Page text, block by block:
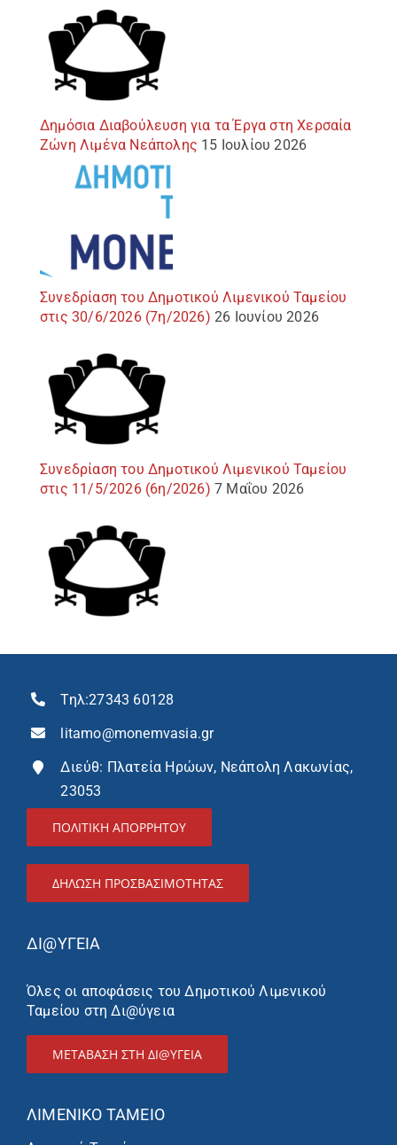
Δημόσια Διαβούλευση για τα Έργα στη Χερσαία
Ζώνη Λιμένα Νεάπολης 15 Ιουλίου 2026
Συνεδρίαση του Δημοτικού Λιμενικού Ταμείου
στις 30/6/2026 (7η/2026) 26 Ιουνίου 2026
Συνεδρίαση του Δημοτικού Λιμενικού Ταμείου
στις 11/5/2026 (6η/2026) 7 Μαΐου 2026
Τηλ:27343 60128
litamo@monemvasia.gr
Διεύθ: Πλατεία Ηρώων, Νεάπολη Λακωνίας,
23053
ΠΟΛΙΤΙΚΗ ΑΠΟΡΡΗΤΟΥ
ΔΉΛΩΣΗ ΠΡΟΣΒΑΣΙΜΌΤΗΤΑΣ
ΔΙ@ΥΓΕΙΑ
Όλες οι αποφάσεις του Δημοτικού Λιμενικού
Ταμείου στη Δι@ύγεια
ΜΕΤΑΒΑΣΗ ΣΤΗ ΔΙ@ΥΓΕΙΑ
ΛΙΜΕΝΙΚΌ ΤΑΜΕΊΟ